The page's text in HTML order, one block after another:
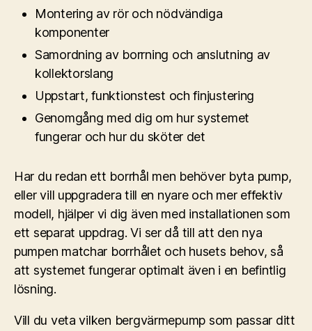
Montering av rör och nödvändiga
komponenter
Samordning av borrning och anslutning av
kollektorslang
Uppstart, funktionstest och finjustering
Genomgång med dig om hur systemet
fungerar och hur du sköter det
Har du redan ett borrhål men behöver byta pump,
eller vill uppgradera till en nyare och mer effektiv
modell, hjälper vi dig även med installationen som
ett separat uppdrag. Vi ser då till att den nya
pumpen matchar borrhålet och husets behov, så
att systemet fungerar optimalt även i en befintlig
lösning.
Vill du veta vilken bergvärmepump som passar ditt